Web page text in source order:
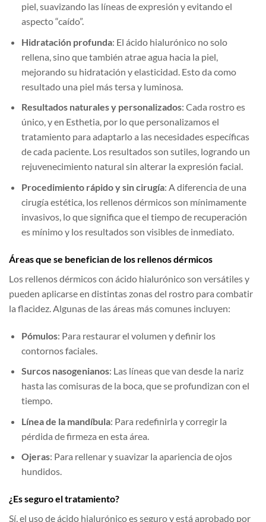
piel, suavizando las líneas de expresión y evitando el
aspecto “caído”.
Hidratación profunda: El ácido hialurónico no solo
rellena, sino que también atrae agua hacia la piel,
mejorando su hidratación y elasticidad. Esto da como
resultado una piel más tersa y luminosa.
Resultados naturales y personalizados: Cada rostro es
único, y en Esthetia, por lo que personalizamos el
tratamiento para adaptarlo a las necesidades específicas
de cada paciente. Los resultados son sutiles, logrando un
rejuvenecimiento natural sin alterar la expresión facial.
Procedimiento rápido y sin cirugía: A diferencia de una
cirugía estética, los rellenos dérmicos son mínimamente
invasivos, lo que significa que el tiempo de recuperación
es mínimo y los resultados son visibles de inmediato.
Áreas que se benefician de los rellenos dérmicos
Los rellenos dérmicos con ácido hialurónico son versátiles y
pueden aplicarse en distintas zonas del rostro para combatir
la flacidez. Algunas de las áreas más comunes incluyen:
Pómulos: Para restaurar el volumen y definir los
contornos faciales.
Surcos nasogenianos: Las líneas que van desde la nariz
hasta las comisuras de la boca, que se profundizan con el
tiempo.
Línea de la mandíbula: Para redefinirla y corregir la
pérdida de firmeza en esta área.
Ojeras: Para rellenar y suavizar la apariencia de ojos
hundidos.
¿Es seguro el tratamiento?
Sí, el uso de ácido hialurónico es seguro y está aprobado por